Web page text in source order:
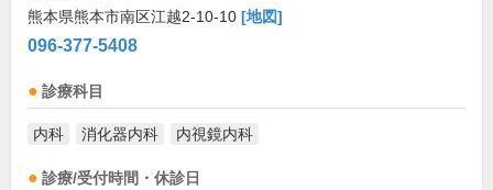
熊本県熊本市南区江越2-10-10 [地図]
096-377-5408
診療科目
内科 消化器内科 内視鏡内科
診療/受付時間・休診日